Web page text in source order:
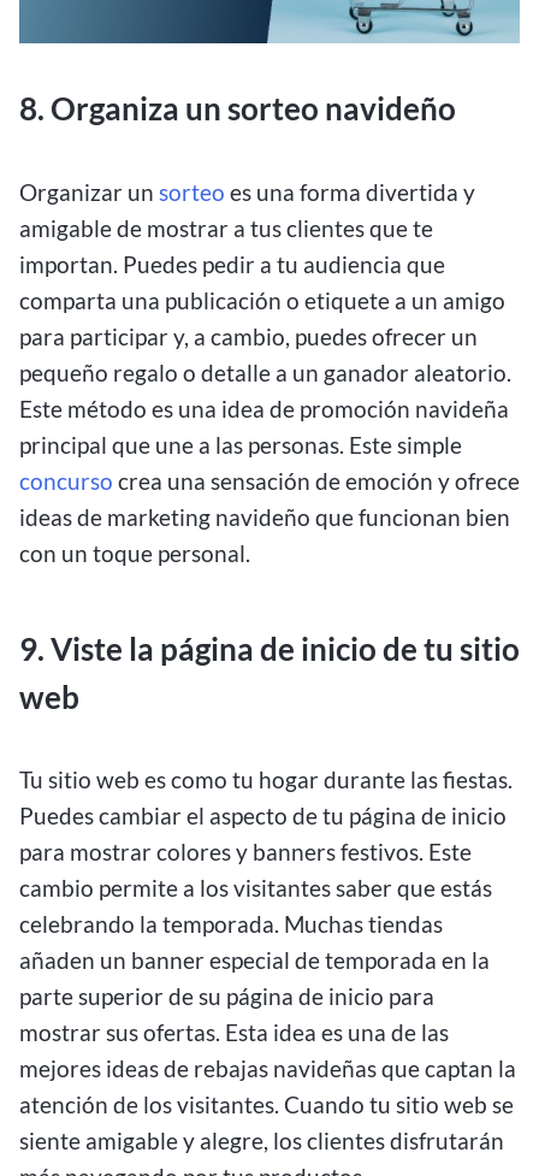
8. Organiza un sorteo navideño
Organizar un sorteo es una forma divertida y
amigable de mostrar a tus clientes que te
importan. Puedes pedir a tu audiencia que
comparta una publicación o etiquete a un amigo
para participar y, a cambio, puedes ofrecer un
pequeño regalo o detalle a un ganador aleatorio.
Este método es una idea de promoción navideña
principal que une a las personas. Este simple
concurso crea una sensación de emoción y ofrece
ideas de marketing navideño que funcionan bien
con un toque personal.
9. Viste la página de inicio de tu sitio
web
Tu sitio web es como tu hogar durante las fiestas.
Puedes cambiar el aspecto de tu página de inicio
para mostrar colores y banners festivos. Este
cambio permite a los visitantes saber que estás
celebrando la temporada. Muchas tiendas
añaden un banner especial de temporada en la
parte superior de su página de inicio para
mostrar sus ofertas. Esta idea es una de las
mejores ideas de rebajas navideñas que captan la
atención de los visitantes. Cuando tu sitio web se
siente amigable y alegre, los clientes disfrutarán